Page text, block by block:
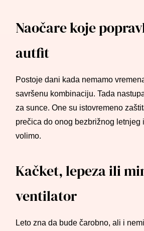
Naočare koje
autfit
Postoje dani kada nemamo
savršenu kombinaciju. Tada
za sunce. One su istovremeno
prečica do onog bezbrižnog letnjeg
volimo.
Kačket, lepeza ili
ventilator
Leto zna da bude čarobno, ali i